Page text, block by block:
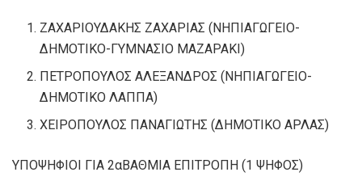
ΖΑΧΑΡΙΟΥΔΑΚΗΣ ΖΑΧΑΡΙΑΣ (ΝΗΠΙΑΓΩΓΕΙΟ-
ΔΗΜΟΤΙΚΟ-ΓΥΜΝΑΣΙΟ ΜΑΖΑΡΑΚΙ)
ΠΕΤΡΟΠΟΥΛΟΣ ΑΛΕΞΑΝΔΡΟΣ (ΝΗΠΙΑΓΩΓΕΙΟ-
ΔΗΜΟΤΙΚΟ ΛΑΠΠΑ)
ΧΕΙΡΟΠΟΥΛΟΣ ΠΑΝΑΓΙΩΤΗΣ (ΔΗΜΟΤΙΚΟ ΑΡΛΑΣ)
ΥΠΟΨΗΦΙΟΙ ΓΙΑ 2αΒΑΘΜΙΑ ΕΠΙΤΡΟΠΗ (1 ΨΗΦΟΣ)